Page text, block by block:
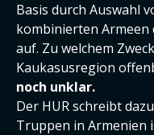
Basis durch Auswahl
kombinierten Armeen
auf. Zu welchem
Kaukasusregion
noch unklar.
Der HUR schreibt
Truppen in Armenien